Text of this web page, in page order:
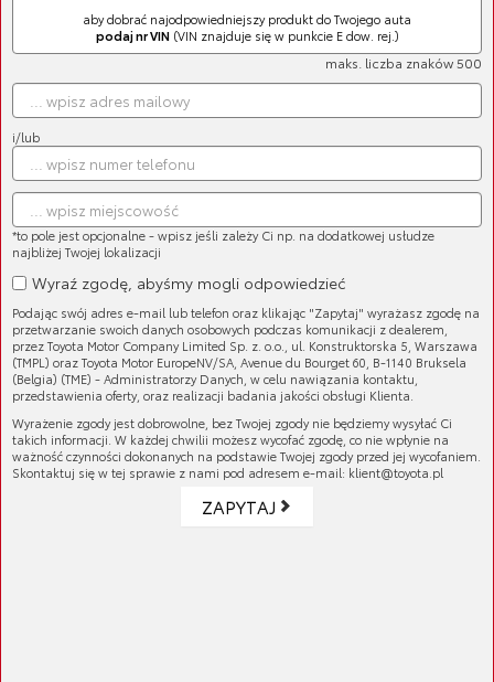
Sonda lambda
Cena brutto:1 332,84 zł
Cena netto:1 083,61 zł
Sonda lambda
1 332,84 zł
Cena netto:1 083,61 zł
maks. liczba znaków 500
aby dobrać najodpowiedniejszy produkt do Twojego auta
podaj nr VIN(VIN znajduje się w punkcie E dow. rej.)
i/lub
*to pole jest opcjonalne - wpisz jeśli zależy Ci np. na dodatkowej usłudze
najbliżej Twojej lokalizacji
Wyraź zgodę, abyśmy mogli odpowiedzieć
Podając swój adres e-mail lub telefon oraz klikając "Zapytaj" wyrażasz zgodę na
przetwarzanie swoich danych osobowych podczas komunikacji z dealerem,
przez Toyota Motor Company Limited Sp. z. o.o., ul. Konstruktorska 5, Warszawa
(TMPL) oraz Toyota Motor EuropeNV/SA, Avenue du Bourget 60, B-1140 Bruksela
(Belgia) (TME) - Administratorzy Danych, w celu nawiązania kontaktu,
przedstawienia oferty, oraz realizacji badania jakości obsługi Klienta.
Wyrażenie zgody jest dobrowolne, bez Twojej zgody nie będziemy wysyłać Ci
takich informacji. W każdej chwilii możesz wycofać zgodę, co nie wpłynie na
ważność czynności dokonanych na podstawie Twojej zgody przed jej wycofaniem.
Skontaktuj się w tej sprawie z nami pod adresem e-mail: klient@toyota.pl
ZAPYTAJ